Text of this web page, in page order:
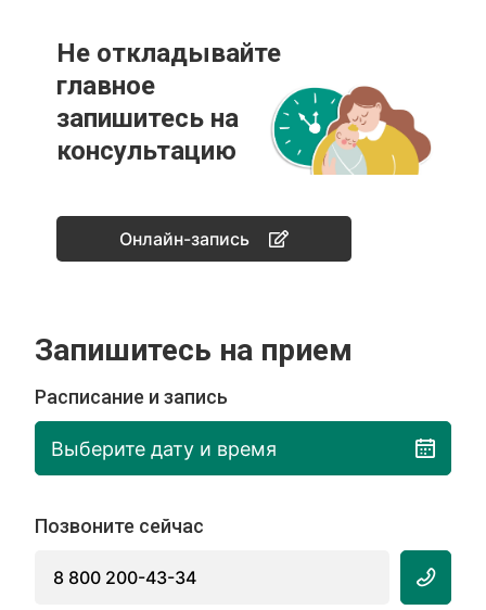
Не откладывайте
главное
запишитесь на
консультацию
Онлайн-запись
Запишитесь на прием
Расписание и запись
Выберите дату и время
Позвоните сейчас
8 800 200-43-34